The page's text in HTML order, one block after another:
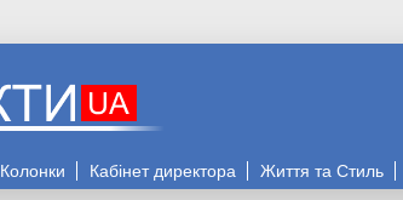
Колонки Кабінет директора Життя та Стиль